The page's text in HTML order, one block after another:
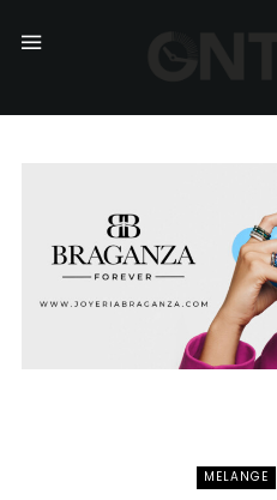
MELANGE